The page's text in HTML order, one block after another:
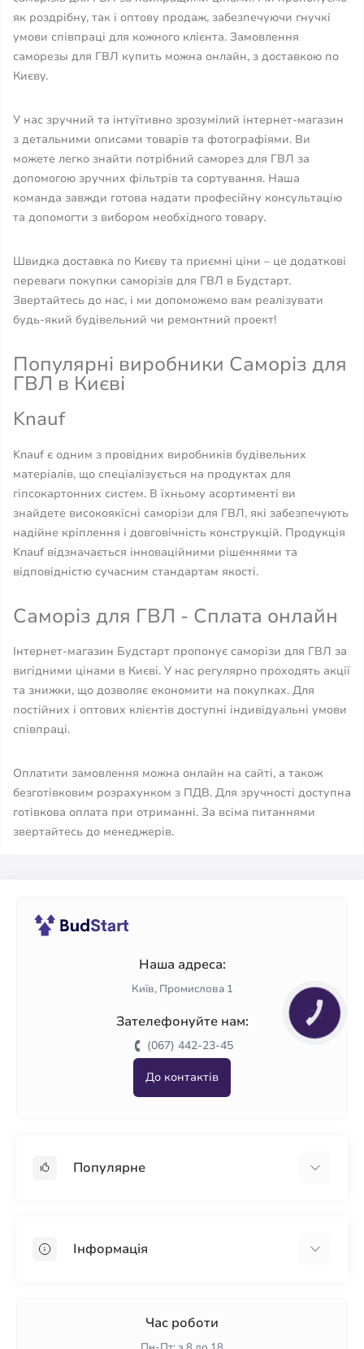
як роздрібну, так і оптову продаж, забезпечуючи гнучкі
умови співпраці для кожного клієнта. Замовлення
саморезы для ГВЛ купить можна онлайн, з доставкою по
Києву.
У нас зручний та інтуїтивно зрозумілий інтернет-магазин
з детальними описами товарів та фотографіями. Ви
можете легко знайти потрібний саморез для ГВЛ за
допомогою зручних фільтрів та сортування. Наша
команда завжди готова надати професійну консультацію
та допомогти з вибором необхідного товару.
Швидка доставка по Києву та приємні ціни – це додаткові
переваги покупки саморізів для ГВЛ в Будстарт.
Звертайтесь до нас, і ми допоможемо вам реалізувати
будь-який будівельний чи ремонтний проект!
Популярні виробники Саморіз для
ГВЛ в Києві
Knauf
Knauf є одним з провідних виробників будівельних
матеріалів, що спеціалізується на продуктах для
гіпсокартонних систем. В їхньому асортименті ви
знайдете високоякісні саморізи для ГВЛ, які забезпечують
надійне кріплення і довговічність конструкцій. Продукція
Knauf відзначається інноваційними рішеннями та
відповідністю сучасним стандартам якості.
Саморіз для ГВЛ - Сплата онлайн
Інтернет-магазин Будстарт пропонує саморізи для ГВЛ за
вигідними цінами в Києві. У нас регулярно проходять акції
та знижки, що дозволяє економити на покупках. Для
постійних і оптових клієнтів доступні індивідуальні умови
співпраці.
Оплатити замовлення можна онлайн на сайті, а також
безготівковим розрахунком з ПДВ. Для зручності доступна
готівкова оплата при отриманні. За всіма питаннями
звертайтесь до менеджерів.
Наша адреса:
Київ, Промислова 1
Зателефонуйте нам:
(067) 442-23-45
До контактів
Популярне
ПінопластІнформація
Час роботи
КНОПКА
ЗВ'ЯЗКУ